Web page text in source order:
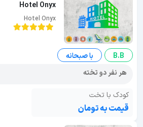
Hotel Onyx
Hotel Onyx
B.B
با صبحانه
هر نفر دو تخته
کودک با تخت
قیمت به تومان